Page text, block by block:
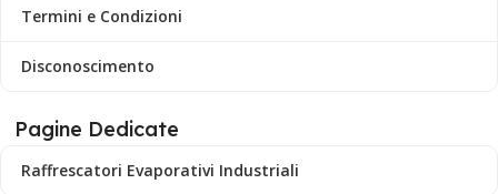
Termini e Condizioni
Disconoscimento
Pagine Dedicate
Raffrescatori Evaporativi Industriali